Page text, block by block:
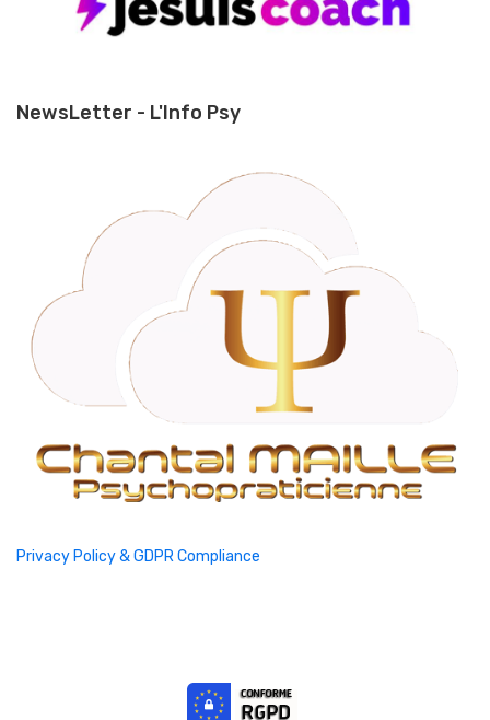
NewsLetter - L'Info Psy
Privacy Policy & GDPR Compliance